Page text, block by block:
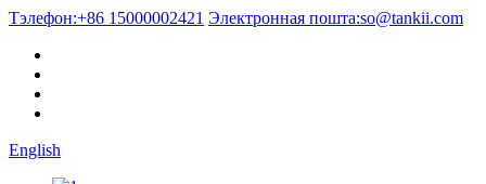
Тэлефон:+86 15000002421 Электронная пошта:so@tankii.com
English